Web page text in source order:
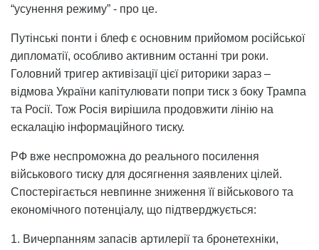
“усунення режиму” - про це.
Путінські понти і блеф є основним прийомом російської
дипломатії, особливо активним останні три роки.
Головний тригер активізації цієї риторики зараз –
відмова України капітулювати попри тиск з боку Трампа
та Росії. Тож Росія вирішила продовжити лінію на
ескалацію інформаційного тиску.
РФ вже неспроможна до реального посилення
військового тиску для досягнення заявлених цілей.
Спостерігається невпинне зниження її військового та
економічного потенціалу, що підтверджується:
1. Вичерпанням запасів артилерії та бронетехніки,